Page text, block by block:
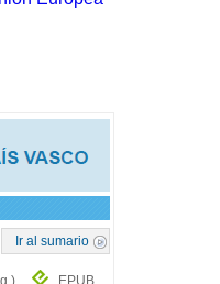
Ir al sumario
EPUB